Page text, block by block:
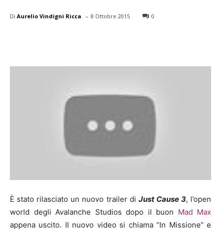
Di Aurelio Vindigni Ricca - 8 Ottobre 2015 0
È stato rilasciato un nuovo trailer di Just Cause 3, l’open
world degli Avalanche Studios dopo il buon Mad Max
appena uscito. Il nuovo video si chiama “In Missione” e